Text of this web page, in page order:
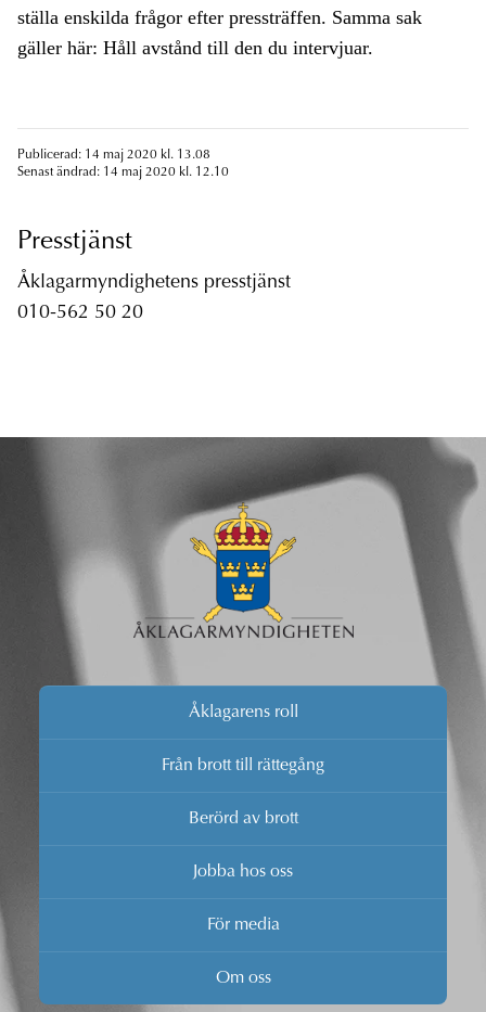
ställa enskilda frågor efter pressträffen. Samma sak
gäller här: Håll avstånd till den du intervjuar.
Publicerad: 14 maj 2020 kl. 13.08
Senast ändrad: 14 maj 2020 kl. 12.10
Presstjänst
Åklagarmyndighetens presstjänst
010-562 50 20
Åklagarens roll
Från brott till rättegång
Berörd av brott
Jobba hos oss
För media
Om oss